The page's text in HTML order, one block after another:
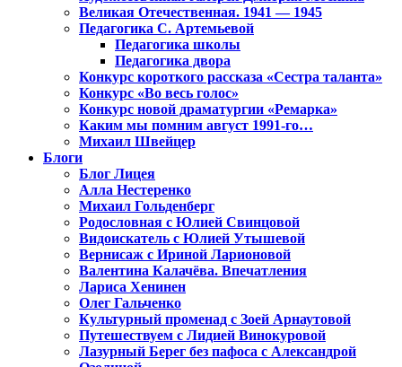
Великая Отечественная. 1941 — 1945
Педагогика С. Артемьевой
Педагогика школы
Педагогика двора
Конкурс короткого рассказа «Сестра таланта»
Конкурс «Во весь голос»
Конкурс новой драматургии «Ремарка»
Каким мы помним август 1991-го…
Михаил Швейцер
Блоги
Блог Лицея
Алла Нестеренко
Михаил Гольденберг
Родословная с Юлией Свинцовой
Видоискатель с Юлией Утышевой
Вернисаж с Ириной Ларионовой
Валентина Калачёва. Впечатления
Лариса Хенинен
Олег Гальченко
Культурный променад с Зоей Арнаутовой
Путешествуем с Лидией Винокуровой
Лазурный Берег без пафоса с Александрой